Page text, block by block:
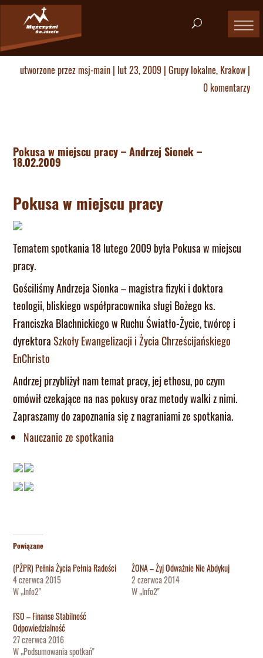
utworzone przezmsj-main| lut 23, 2009| Grupy lokalne, Krakow|
0 komentarzy
Pokusa w miejscu pracy – Andrzej Sionek –
18.02.2009
Pokusa w miejscu pracy
Tematem spotkania 18 lutego 2009 była Pokusa w miejscu
pracy.
Gościliśmy Andrzeja Sionka – magistra fizyki i doktora
teologii, bliskiego współpracownika sługi Bożego ks.
Franciszka Blachnickiego w Ruchu Światło-Życie, twórcę i
dyrektoraSzkoły Ewangelizacji i Życia Chrześcijańskiego
EnChristo
Andrzej przybliżył nam temat pracy, jej ethosu, po czym
omówił czekające na nas pokusy oraz metody walki z nimi.
Zapraszamy do zapoznania się z nagraniami ze spotkania.
Nauczanie ze spotkania
Powiązane
(PŻPR) Pełnia Życia Pełnia Radości
4 czerwca 2015
W „Info2"
ŻONA – Żyj Odważnie Nie Abdykuj
2 czerwca 2014
W „Info2"
FSO – Finanse Stabilność
Odpowiedzialność
27 czerwca 2016
W „Podsumowania spotkań"